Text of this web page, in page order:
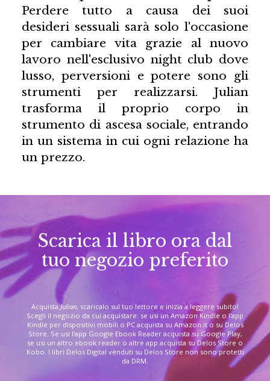
Perdere tutto a causa dei suoi
desideri sessuali sarà solo l'occasione
per cambiare vita grazie al nuovo
lavoro nell'esclusivo night club dove
lusso, perversioni e potere sono gli
strumenti per realizzarsi. Julian
trasforma il proprio corpo in
strumento di ascesa sociale, entrando
in un sistema in cui ogni relazione ha
un prezzo.
Scarica il libro ora dal
tuo negozio preferito
AcquistaJulian, scaricalo sul tuo lettore e inizia a leggere subito!
Scegli il negozio da cui acquistare: se usi un Amazon Kindle o l'app
Kindle per dispositivi mobili o PC acquista su Amazon.it o su Delos
Store. Se usi l'app Google Ebook Reader acquista su Google Play,
se usi un altro ebook reader o altre app acquista su Delos Store o
Kobo. I libri Delos Digital venduti su Delos Store non sono protetti
da DRM.